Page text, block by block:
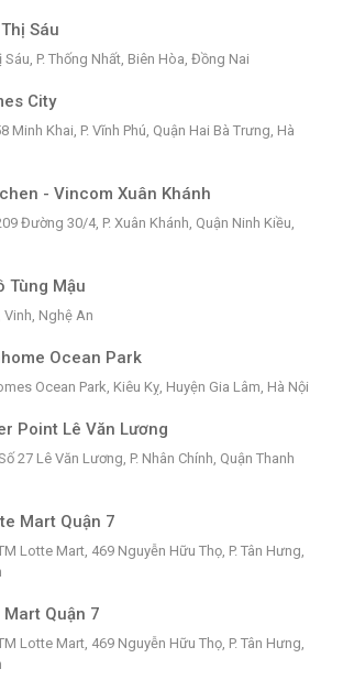
Sáu
Sáu, P. Thống Nhất, Biên Hòa, Đồng Nai
City
Minh Khai, P. Vĩnh Phú, Quận Hai Bà Trưng, Hà
- Vincom Xuân Khánh
Đường 30/4, P. Xuân Khánh, Quận Ninh Kiều,
Tùng Mậu
Vinh, Nghệ An
Ocean Park
Ocean Park, Kiêu Kỵ, Huyện Gia Lâm, Hà Nội
Point Lê Văn Lương
27 Lê Văn Lương, P. Nhân Chính, Quận Thanh
Mart Quận 7
Lotte Mart, 469 Nguyễn Hữu Thọ, P. Tân Hưng,
Quận 7
Lotte Mart, 469 Nguyễn Hữu Thọ, P. Tân Hưng,